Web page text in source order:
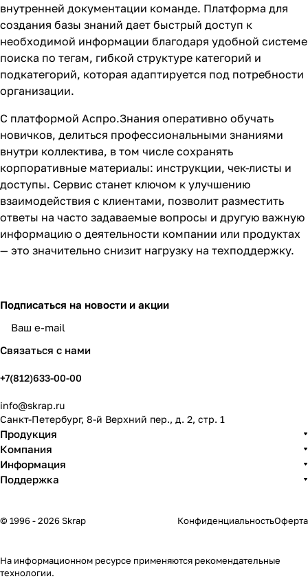
внутренней документации команде. Платформа для
создания базы знаний дает быстрый доступ к
необходимой информации благодаря удобной системе
поиска по тегам, гибкой структуре категорий и
подкатегорий, которая адаптируется под потребности
организации.
С платформой Аспро.Знания оперативно обучать
новичков, делиться профессиональными знаниями
внутри коллектива, в том числе сохранять
корпоративные материалы: инструкции, чек-листы и
доступы. Сервис станет ключом к улучшению
взаимодействия с клиентами, позволит разместить
ответы на часто задаваемые вопросы и другую важную
информацию о деятельности компании или продуктах
— это значительно снизит нагрузку на техподдержку.
Подписаться на новости и акции
Связаться с нами
+7(812)633-00-00
info@skrap.ru
Санкт-Петербург, 8-й Верхний пер., д. 2, стр. 1
Продукция
Компания
Информация
Поддержка
© 1996 - 2026 Skrap КонфиденциальностьОферта
На информационном ресурсе применяются рекомендательные
технологии.